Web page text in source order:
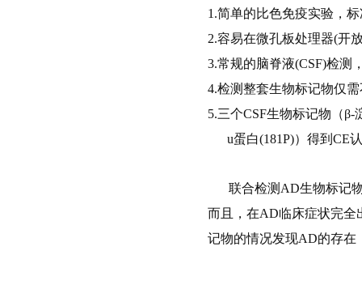
1.简单的比色免疫实验，
2.容易在微孔板处理器(开
3.常规的脑脊液(CSF)检测
4.检测整套生物标记物仅
5.三个CSF生物标记物（β-
u蛋白(181P)）得到 CE
联合检测AD生物标记
而且，在AD临床症状完全
记物的情况发现AD的存在